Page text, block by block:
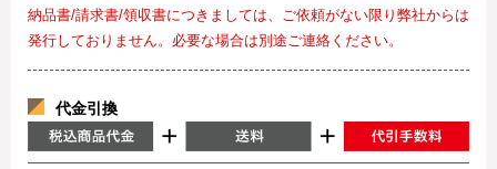
納品書/請求書/領収書につきましては、ご依頼がない限り弊社からは
発行しておりません。必要な場合は別途ご連絡ください。
代金引換